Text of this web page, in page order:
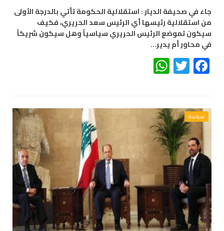
جاء في صحيفة الديار : استقلالية الحكومة تأتي بالدرجة الأولى
من استقلالية رئيسها أي الرئيس سعد الحريري، فكيف
سيكون تموضع الرئيس الحريري سياسياً وهل سيكون شريكاً
في محاور أم يدير…
Facebook
Twitter
سياسة